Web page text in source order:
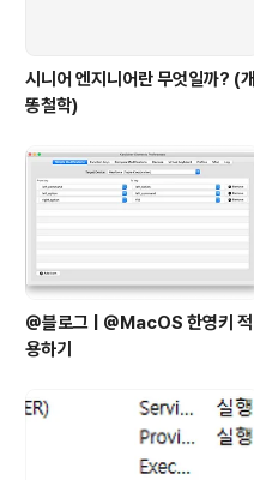
시니어 엔지니어란 무엇일까? (개
똥철학)
@블로그 | @MacOS 한영키 적
용하기